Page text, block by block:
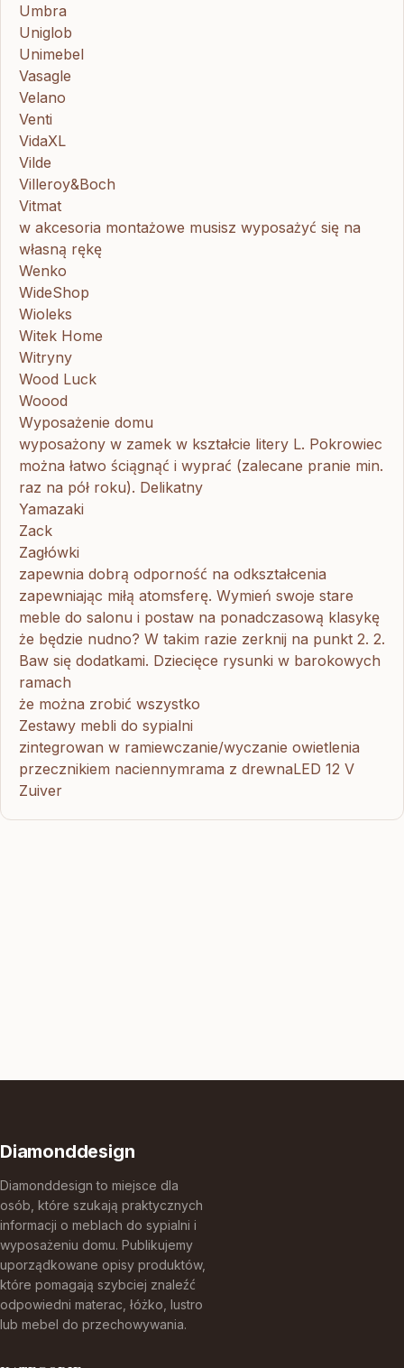
Umbra
Uniglob
Unimebel
Vasagle
Velano
Venti
VidaXL
Vilde
Villeroy&Boch
Vitmat
w akcesoria montażowe musisz wyposażyć się na
własną rękę
Wenko
WideShop
Wioleks
Witek Home
Witryny
Wood Luck
Woood
Wyposażenie domu
wyposażony w zamek w kształcie litery L. Pokrowiec
można łatwo ściągnąć i wyprać (zalecane pranie min.
raz na pół roku). Delikatny
Yamazaki
Zack
Zagłówki
zapewnia dobrą odporność na odkształcenia
zapewniając miłą atomsferę. Wymień swoje stare
meble do salonu i postaw na ponadczasową klasykę
że będzie nudno? W takim razie zerknij na punkt 2. 2.
Baw się dodatkami. Dziecięce rysunki w barokowych
ramach
że można zrobić wszystko
Zestawy mebli do sypialni
zintegrowan w ramiewczanie/wyczanie owietlenia
przecznikiem naciennymrama z drewnaLED 12 V
Zuiver
Diamonddesign
Diamonddesign to miejsce dla
osób, które szukają praktycznych
informacji o meblach do sypialni i
wyposażeniu domu. Publikujemy
uporządkowane opisy produktów,
które pomagają szybciej znaleźć
odpowiedni materac, łóżko, lustro
lub mebel do przechowywania.